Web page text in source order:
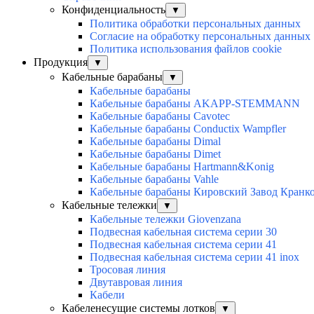
Конфиденциальность
▼
Политика обработки персональных данных
Согласие на обработку персональных данных
Политика использования файлов cookie
Продукция
▼
Кабельные барабаны ▼
Кабельные барабаны
Кабельные барабаны AKAPP-STEMMANN
Кабельные барабаны Cavotec
Кабельные барабаны Conductix Wampfler
Кабельные барабаны Dimal
Кабельные барабаны Dimet
Кабельные барабаны Hartmann&Konig
Кабельные барабаны Vahle
Кабельные барабаны Кировский Завод
Кабельные тележки
▼
Кабельные тележки Giovenzana
Подвесная кабельная система серии 30
Подвесная кабельная система серии 41
Подвесная кабельная система серии 41 inox
Тросовая линия
Двутавровая линия
Кабели
Кабеленесущие системы лотков
▼